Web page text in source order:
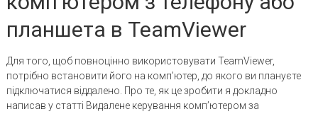
планшета в TeamViewer
Для того, щоб повноцінно використовувати TeamViewer,
потрібно встановити його на комп’ютер, до якого ви плануєте
підключатися віддалено. Про те, як це зробити я докладно
написав у статті Видалене керування комп’ютером за